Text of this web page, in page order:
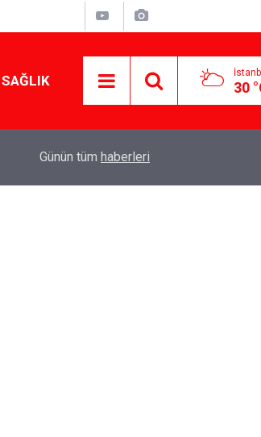
SAĞLIK 30
yapmanın sırrı
Günün tüm haberleri